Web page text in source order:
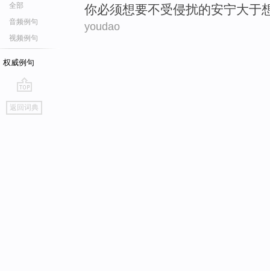
全部
音频例句
视频例句
权威例句
go
top
返回词典
你必须想要不受侵扰的安宁大于
youdao